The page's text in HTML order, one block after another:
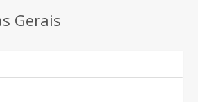
Gerais